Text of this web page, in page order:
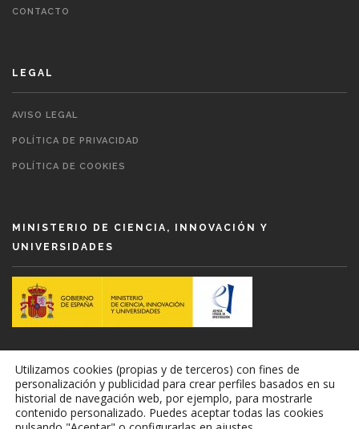
CONTACTO
LEGAL
AVISO LEGAL
POLÍTICA DE PRIVACIDAD
POLÍTICA DE COOKIES
MINISTERIO DE CIENCIA, INNOVACIÓN Y
UNIVERSIDADES
REDEFARRed Española de Descubrimiento de
Fármacos
Utilizamos cookies (propias y de terceros) con fines de
personalización y publicidad para crear perfiles basados ​​en su
historial de navegación web, por ejemplo, para mostrarle
contenido personalizado. Puedes aceptar todas las cookies